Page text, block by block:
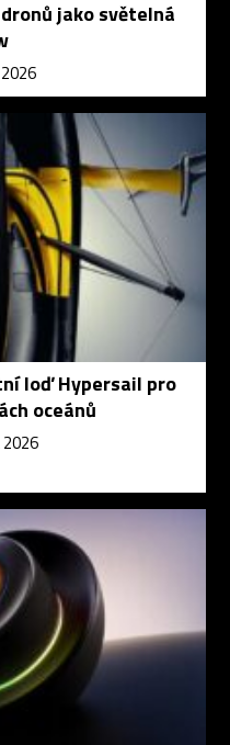
jako světelná
loď Hypersail pro
oceánů